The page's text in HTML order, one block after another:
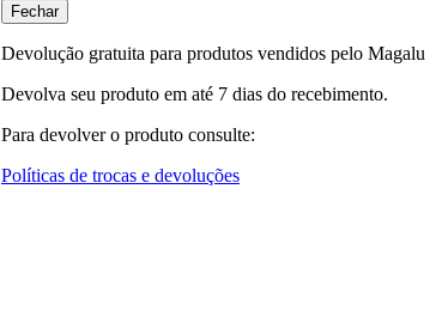
Fechar
Devolução gratuita para produtos vendidos pelo Magalu
Devolva seu produto em até 7 dias do recebimento.
Para devolver o produto consulte:
Políticas de trocas e devoluções